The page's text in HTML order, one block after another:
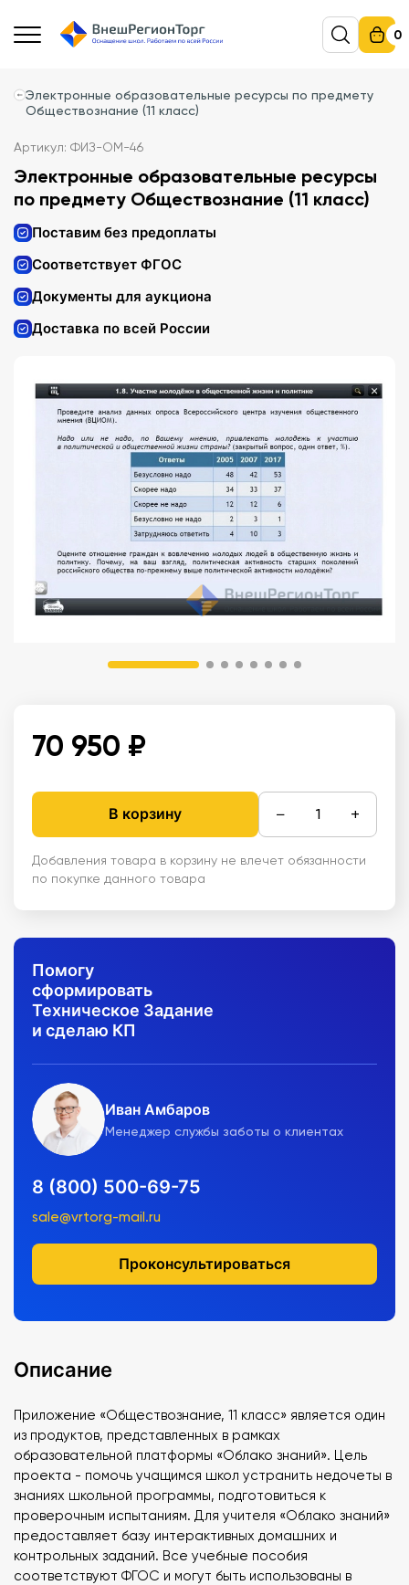
0
Электронные образовательные ресурсы по предмету
Обществознание (11 класс)
Артикул: ФИЗ-ОМ-46
Электронные образовательные ресурсы
по предмету Обществознание (11 класс)
Поставим без предоплаты
Соответствует ФГОС
Документы для аукциона
Доставка по всей России
70 950 ₽
В корзину − +
Добавления товара в корзину не влечет обязанности
по покупке данного товара
Помогу
сформировать
Техническое Задание
и сделаю КП
Иван Амбаров
Менеджер службы заботы о клиентах
8 (800) 500-69-75
sale@vrtorg-mail.ru
Проконсультироваться
Описание
Приложение «Обществознание, 11 класс» является один
из продуктов, представленных в рамках
образовательной платформы «Облако знаний». Цель
проекта - помочь учащимся школ устранить недочеты в
знаниях школьной программы, подготовиться к
проверочным испытаниям. Для учителя «Облако знаний»
предоставляет базу интерактивных домашних и
контрольных заданий. Все учебные пособия
соответствуют ФГОС и могут быть использованы в